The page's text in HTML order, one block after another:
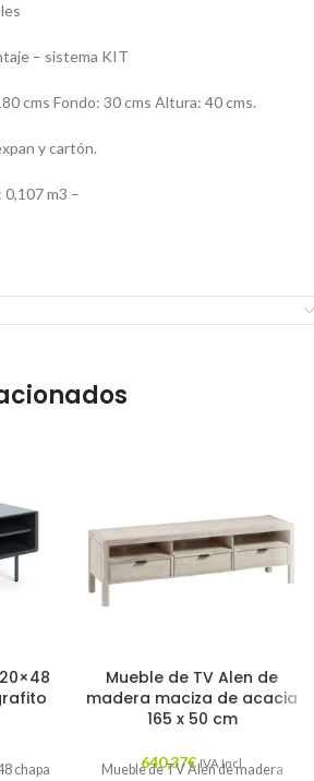
– sistema KIT
cms Fondo: 30 cms Altura: 40 cms.
y cartón.
m3 –
chapa
Mueble de TV Alen de
madera maciza de acacia
165 x 50 cm
640,37€ IVA Incl.
Mueble de TV Alen de madera